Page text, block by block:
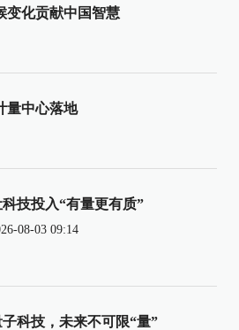
变化贡献中国智慧
量中心落地
科技投入“有量更有质”
08-03 09:14
子科技，未来不可限“量”